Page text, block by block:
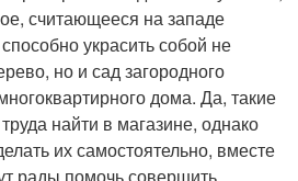
считающееся на западе
украсить собой не
но и сад загородного
дома. Да, такие
найти в магазине, однако
их самостоятельно, вместе
рады помочь совершить